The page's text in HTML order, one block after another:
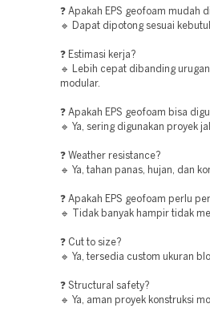
❓ Apakah EPS geofoam mudah
🔹 Dapat dipotong sesuai
❓ Estimasi kerja?
🔹 Lebih cepat dibanding
modular.
❓ Apakah EPS geofoam bisa
🔹 Ya, sering digunakan proyek
❓ Weather resistance?
🔹 Ya, tahan panas, hujan, dan
❓ Apakah EPS geofoam perlu
🔹 Tidak banyak hampir tidak
❓ Cut to size?
🔹 Ya, tersedia custom ukuran
❓ Structural safety?
🔹 Ya, aman proyek konstruksi